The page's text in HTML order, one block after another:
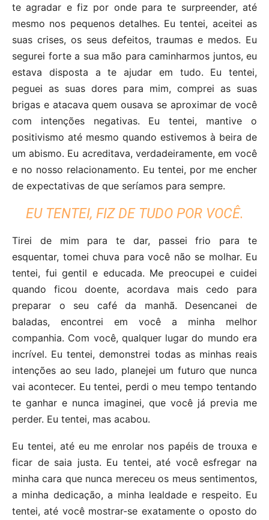
te agradar e fiz por onde para te surpreender, até
mesmo nos pequenos detalhes. Eu tentei, aceitei as
suas crises, os seus defeitos, traumas e medos. Eu
segurei forte a sua mão para caminharmos juntos, eu
estava disposta a te ajudar em tudo. Eu tentei,
peguei as suas dores para mim, comprei as suas
brigas e atacava quem ousava se aproximar de você
com intenções negativas. Eu tentei, mantive o
positivismo até mesmo quando estivemos à beira de
um abismo. Eu acreditava, verdadeiramente, em você
e no nosso relacionamento. Eu tentei, por me encher
de expectativas de que seríamos para sempre.
EU TENTEI, FIZ DE TUDO POR VOCÊ.
Tirei de mim para te dar, passei frio para te
esquentar, tomei chuva para você não se molhar. Eu
tentei, fui gentil e educada. Me preocupei e cuidei
quando ficou doente, acordava mais cedo para
preparar o seu café da manhã. Desencanei de
baladas, encontrei em você a minha melhor
companhia. Com você, qualquer lugar do mundo era
incrível. Eu tentei, demonstrei todas as minhas reais
intenções ao seu lado, planejei um futuro que nunca
vai acontecer. Eu tentei, perdi o meu tempo tentando
te ganhar e nunca imaginei, que você já previa me
perder. Eu tentei, mas acabou.
Eu tentei, até eu me enrolar nos papéis de trouxa e
ficar de saia justa. Eu tentei, até você esfregar na
minha cara que nunca mereceu os meus sentimentos,
a minha dedicação, a minha lealdade e respeito. Eu
tentei, até você mostrar-se exatamente o oposto do